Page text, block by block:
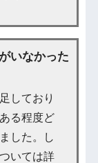
いなかった
しており
る程度ど
した。し
いては詳